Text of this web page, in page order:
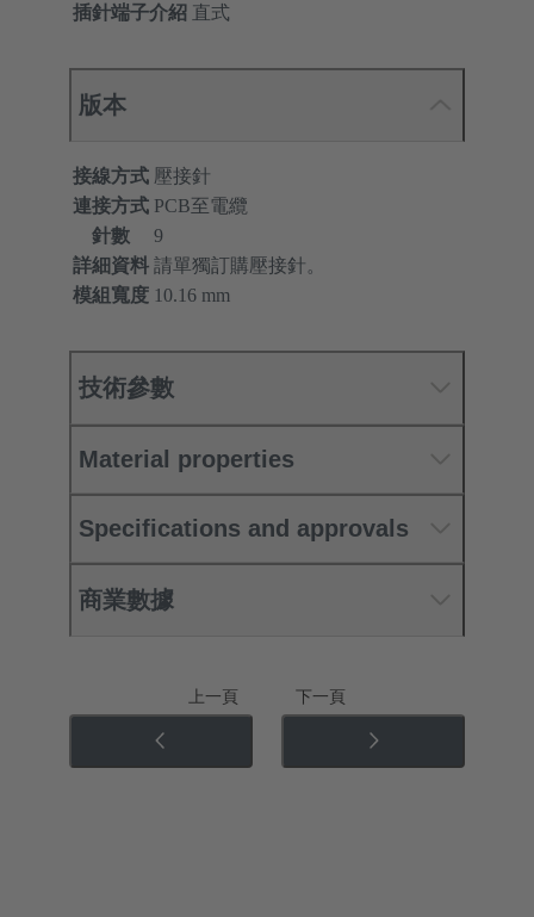
插針端子介紹 直式
版本
接線方式 壓接針
連接方式 PCB至電纜
針數
9
詳細資料 請單獨訂購壓接針。
模組寬度 10.16 mm
技術參數
Material properties
Specifications and approvals
商業數據
上一頁 下一頁